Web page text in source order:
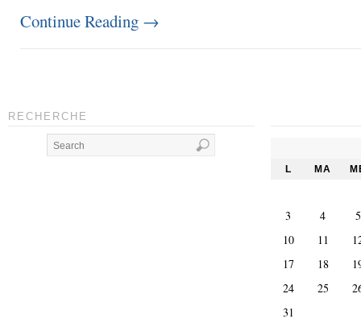
Continue Reading →
RECHERCHE
L MA
3 4
5
10
11
17
18
24
25
31